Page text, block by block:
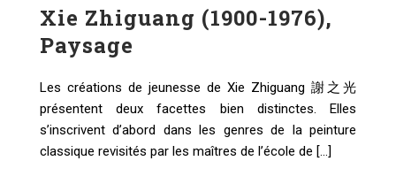
Xie Zhiguang (1900-1976),
Paysage
Les créations de jeunesse de Xie Zhiguang 謝之光
présentent deux facettes bien distinctes. Elles
s’inscrivent d’abord dans les genres de la peinture
classique revisités par les maîtres de l’école de [...]